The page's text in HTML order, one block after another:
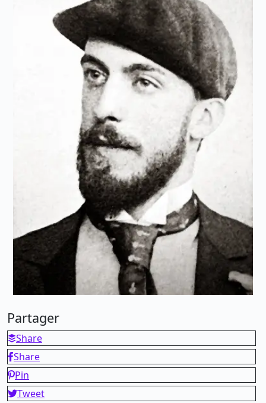
Partager
Share
Share
Pin
Tweet